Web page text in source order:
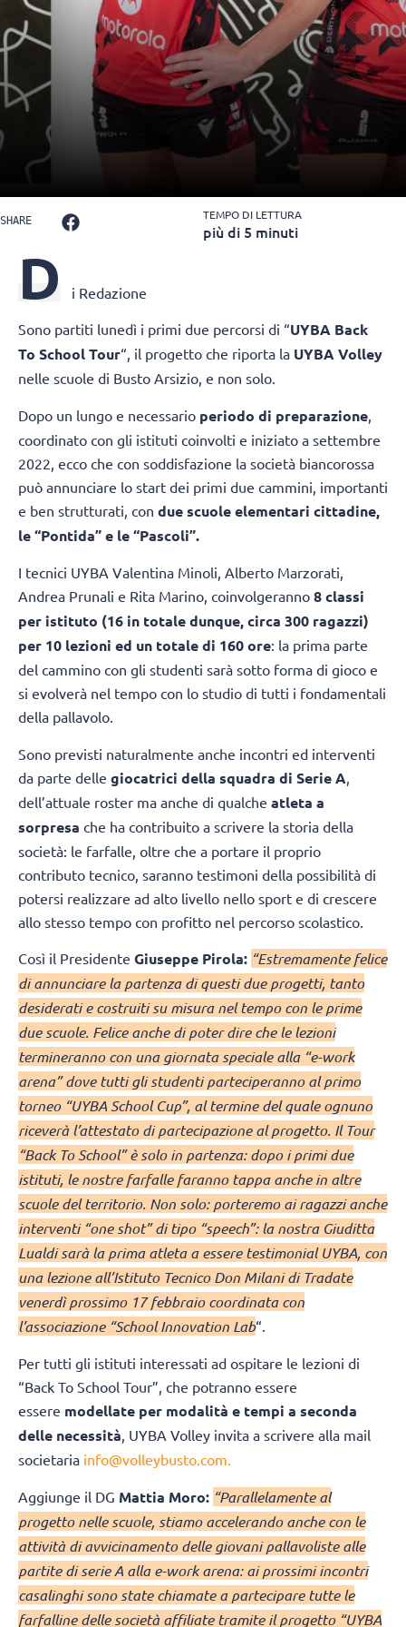
SHARE TEMPO DI LETTURA
più di 5 minuti
D i Redazione
Sono partiti lunedì i primi due percorsi di “UYBA Back
To School Tour“, il progetto che riporta la UYBA Volley
nelle scuole di Busto Arsizio, e non solo.
Dopo un lungo e necessario periodo di preparazione
coordinato con gli istituti coinvolti e iniziato a settembre
2022, ecco che con soddisfazione la società biancorossa
può annunciare lo start dei primi due cammini, importanti
e ben strutturati, con due scuole elementari cittadine,
le “Pontida” e le “Pascoli”.
I tecnici UYBA Valentina Minoli, Alberto Marzorati,
Andrea Prunali e Rita Marino, coinvolgeranno 8 classi
per istituto (16 in totale dunque, circa 300 ragazzi)
per 10 lezioni ed un totale di 160 ore: la prima parte
del cammino con gli studenti sarà sotto forma di gioco e
si evolverà nel tempo con lo studio di tutti i fondamentali
della pallavolo.
Sono previsti naturalmente anche incontri ed interventi
da parte delle giocatrici della squadra di Serie A
dell’attuale roster ma anche di qualche atleta a
sorpresa che ha contribuito a scrivere la storia della
società: le farfalle, oltre che a portare il proprio
contributo tecnico, saranno testimoni della possibilità di
potersi realizzare ad alto livello nello sport e di crescere
allo stesso tempo con profitto nel percorso scolastico.
Così il Presidente Giuseppe Pirola: “Estremamente felice
di annunciare la partenza di questi due progetti, tanto
desiderati e costruiti su misura nel tempo con le prime
due scuole. Felice anche di poter dire che le lezioni
termineranno con una giornata speciale alla “e-work
arena” dove tutti gli studenti parteciperanno al primo
torneo “UYBA School Cup”, al termine del quale ognuno
riceverà l’attestato di partecipazione al progetto. Il Tour
“Back To School” è solo in partenza: dopo i primi due
istituti, le nostre farfalle faranno tappa anche in altre
scuole del territorio. Non solo: porteremo ai ragazzi anche
interventi “one shot” di tipo “speech”: la nostra Giuditta
Lualdi sarà la prima atleta a essere testimonial UYBA, con
una lezione all’Istituto Tecnico Don Milani di Tradate
venerdì prossimo 17 febbraio coordinata con
l’associazione “School Innovation Lab“.
Per tutti gli istituti interessati ad ospitare le lezioni di
“Back To School Tour”, che potranno essere
essere modellate per modalità e tempi a seconda
delle necessità, UYBA Volley invita a scrivere alla mail
societaria info@volleybusto.com.
Aggiunge il DG Mattia Moro: “Parallelamente al
progetto nelle scuole, stiamo accelerando anche con le
attività di avvicinamento delle giovani pallavoliste alle
partite di serie A alla e-work arena: ai prossimi incontri
casalinghi sono state chiamate a partecipare tutte le
farfalline delle società affiliate tramite il progetto “UYBA